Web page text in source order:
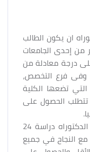
ان يكون الطالب
من إحدى الجامعات
درجة معادلة من
وفى فرع التخصص،
تضعها الكلية
تتطلب الحصول على
يتطلب الحصول على درجة الدكتوراه دراسة 24
النجاح في جميع